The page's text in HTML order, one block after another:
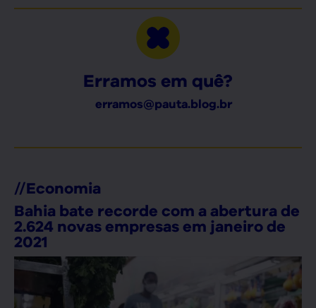
Erramos em quê?
erramos@pauta.blog.br
//Economia
Bahia bate recorde com a abertura de
2.624 novas empresas em janeiro de
2021